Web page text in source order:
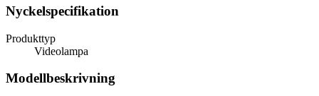
Nyckelspecifikation
Produkttyp
Videolampa
Modellbeskrivning